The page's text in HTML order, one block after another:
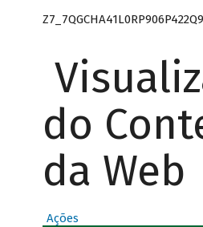
do
da Web
Ações